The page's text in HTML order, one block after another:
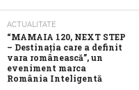
ACTUALITATE
“MAMAIA 120, NEXT STEP
– Destinația care a definit
vara românească”, un
eveniment marca
România Inteligentă